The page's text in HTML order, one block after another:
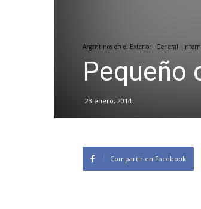
Argentinos en el Exterior General
Pequeño
23 enero, 2014
Compartir en Facebook